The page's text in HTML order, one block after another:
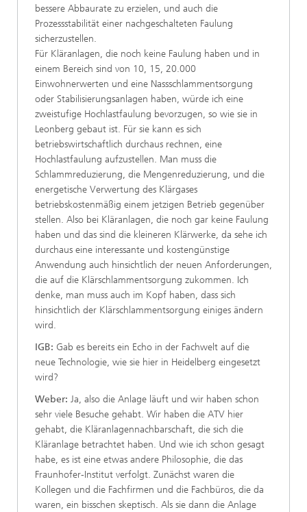
bessere Abbaurate zu erzielen, und auch die
Prozessstabilität einer nachgeschalteten Faulung
sicherzustellen.
Für Kläranlagen, die noch keine Faulung haben und in
einem Bereich sind von 10, 15, 20.000
Einwohnerwerten und eine Nassschlammentsorgung
oder Stabilisierungsanlagen haben, würde ich eine
zweistufige Hochlastfaulung bevorzugen, so wie sie in
Leonberg gebaut ist. Für sie kann es sich
betriebswirtschaftlich durchaus rechnen, eine
Hochlastfaulung aufzustellen. Man muss die
Schlammreduzierung, die Mengenreduzierung, und die
energetische Verwertung des Klärgases
betriebskostenmäßig einem jetzigen Betrieb gegenüber
stellen. Also bei Kläranlagen, die noch gar keine Faulung
haben und das sind die kleineren Klärwerke, da sehe ich
durchaus eine interessante und kostengünstige
Anwendung auch hinsichtlich der neuen Anforderungen,
die auf die Klärschlammentsorgung zukommen. Ich
denke, man muss auch im Kopf haben, dass sich
hinsichtlich der Klärschlammentsorgung einiges ändern
wird.
IGB: Gab es bereits ein Echo in der Fachwelt auf die
neue Technologie, wie sie hier in Heidelberg eingesetzt
wird?
Weber: Ja, also die Anlage läuft und wir haben schon
sehr viele Besuche gehabt. Wir haben die ATV hier
gehabt, die Kläranlagennachbarschaft, die sich die
Kläranlage betrachtet haben. Und wie ich schon gesagt
habe, es ist eine etwas andere Philosophie, die das
Fraunhofer-Institut verfolgt. Zunächst waren die
Kollegen und die Fachfirmen und die Fachbüros, die da
waren, ein bisschen skeptisch. Als sie dann die Anlage